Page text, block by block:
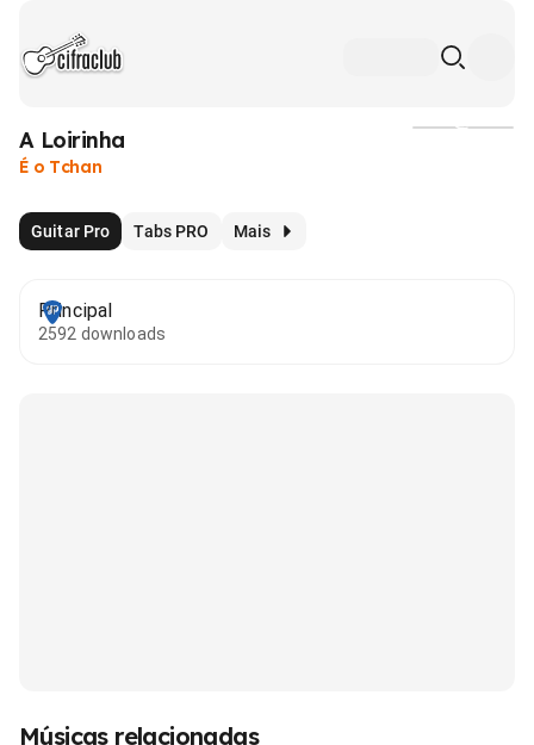
A Loirinha
É o Tchan
Guitar Pro Tabs PRO Mais
Principal
2592 downloads
Músicas relacionadas